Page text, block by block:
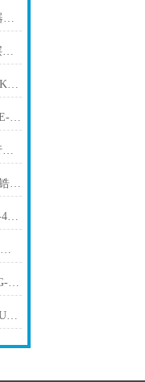
池田屋新品ULVAC RS-01消音器套件
池田屋精品！凯特聚氨酯防水层厚度计 LH-410 参数介绍
写真化学Kakuhunter公共旋转型Kakuhunter的特点
COSMO新宇宙 气体检测单元 PE-2DC
写真化学Kakuhunter 用于陶瓷行业 解决方案 量产级高精度均匀分散
TORAY东丽 食品包装机用氧化锆氧气浓度计 LF-200
池田屋现货KURABO脱泡机KK-400WE
池田屋新品吉武BSV-10F波纹管截止阀正式发布
島津製作所 激光光谱分析仪SPG-V500
池田屋原装MALCOM粘度计PCU-285产品介绍技术参数